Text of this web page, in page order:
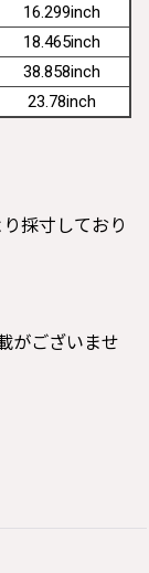
16.299inch
18.465inch
38.858inch
23.78inch
採寸しており
がございませ